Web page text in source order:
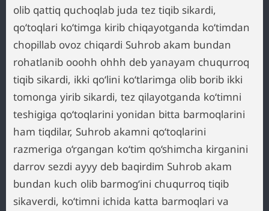
olib qattiq quchoqlab juda tez tiqib sikardi,
qo‘toqlari ko‘timga kirib chiqayotganda ko‘timdan
chopillab ovoz chiqardi Suhrob akam bundan
rohatlanib ooohh ohhh deb yanayam chuqurroq
tiqib sikardi, ikki qo‘lini ko‘tlarimga olib borib ikki
tomonga yirib sikardi, tez qilayotganda ko‘timni
teshigiga qo‘toqlarini yonidan bitta barmoqlarini
ham tiqdilar, Suhrob akamni qo‘toqlarini
razmeriga o‘rgangan ko‘tim qo‘shimcha kirganini
darrov sezdi ayyy deb baqirdim Suhrob akam
bundan kuch olib barmog‘ini chuqurroq tiqib
sikaverdi, ko‘timni ichida katta barmoqlari va